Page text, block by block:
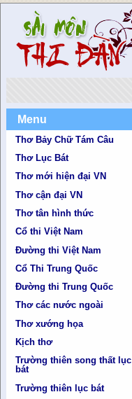
Menu
Thơ Bảy Chữ Tám Câu
Thơ Lục Bát
Thơ mới hiện đại VN
Thơ cận đại VN
Thơ tân hình thức
Cổ thi Việt Nam
Đường thi Việt Nam
Cổ Thi Trung Quốc
Đường thi Trung Quốc
Thơ các nước ngoài
Thơ xướng họa
Kịch thơ
Trường thiên song thất lục
bát
Trường thiên lục bát